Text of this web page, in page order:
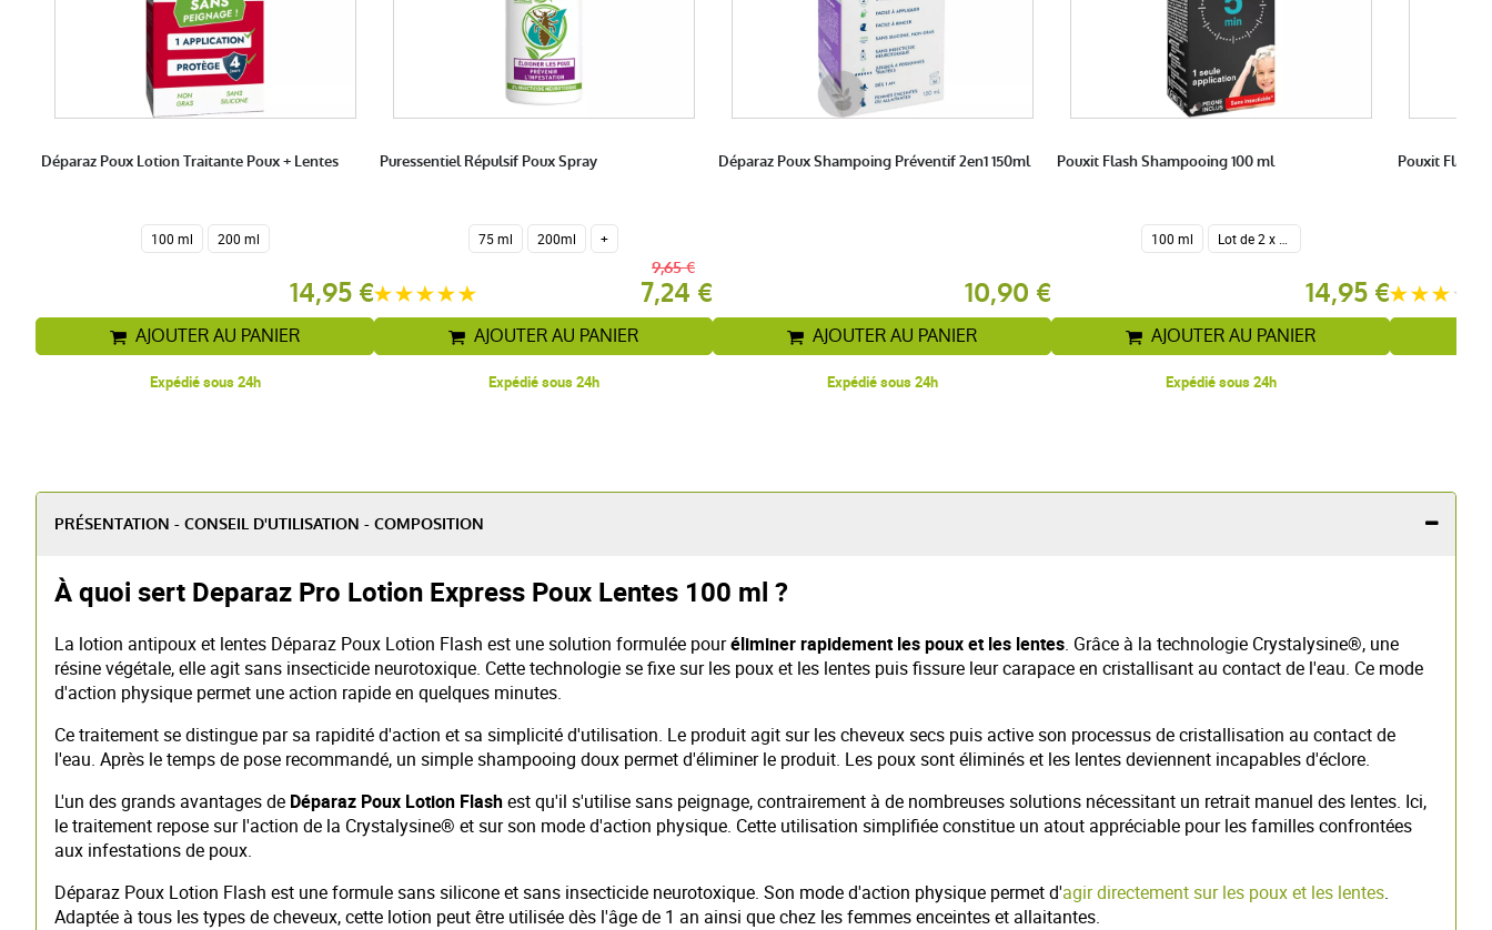
Déparaz Poux Lotion Traitante Poux + Lentes
100 ml 200 ml
14,95 €
AJOUTER AU PANIER
Expédié sous 24h
Puressentiel Répulsif Poux Spray
75 ml 200ml +
7,24 €
9,65 €
AJOUTER AU PANIER
Expédié sous 24h
Déparaz Poux Shampoing Préventif 2en1 150ml
10,90 €
AJOUTER AU PANIER
Expédié sous 24h
Pouxit Flash Shampooing 100 ml
100 ml
14,95 €
AJOUTER AU PANIER
Expédié sous 24h
Pouxit Flash
PRÉSENTATION - CONSEIL D'UTILISATION - COMPOSITION
À quoi sert Deparaz Pro Lotion Express Poux Lentes 100 ml ?
La lotion antipoux et lentes Déparaz Poux Lotion Flash est une solution formulée pouréliminer rapidement les poux et les lentes. Grâce à la technologie Crystalysine®, une
résine végétale, elle agit sans insecticide neurotoxique. Cette technologie se fixe sur les poux et les lentes puis fissure leur carapace en cristallisant au contact de l'eau. Ce mode
d'action physique permet une action rapide en quelques minutes.
Ce traitement se distingue par sa rapidité d'action et sa simplicité d'utilisation. Le produit agit sur les cheveux secs puis active son processus de cristallisation au contact de
l'eau. Après le temps de pose recommandé, un simple shampooing doux permet d'éliminer le produit. Les poux sont éliminés et les lentes deviennent incapables d'éclore.
L'un des grands avantages de Déparaz Poux Lotion Flashest qu'il s'utilise sans peignage, contrairement à de nombreuses solutions nécessitant un retrait manuel des lentes. Ici,
le traitement repose sur l'action de la Crystalysine® et sur son mode d'action physique. Cette utilisation simplifiée constitue un atout appréciable pour les familles confrontées
aux infestations de poux.
Déparaz Poux Lotion Flash est une formule sans silicone et sans insecticide neurotoxique. Son mode d'action physique permet d'agir directement sur les poux et les lentes.
Adaptée à tous les types de cheveux, cette lotion peut être utilisée dès l'âge de 1 an ainsi que chez les femmes enceintes et allaitantes.